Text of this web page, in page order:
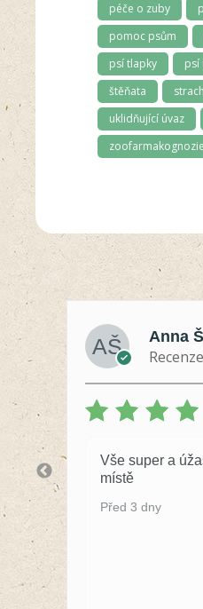
péče o zuby
pomoc psům
psí tlapky
psí
štěňata
strach
uklidňující úvaz
zoofarmakognozie
Anna
Vše super a
místě
Před 3 dny